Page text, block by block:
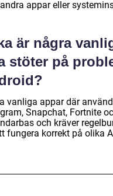
appar eller
är några
stöter på
vanliga appar där
Snapchat, Fortnite
och kräver
fungera korrekt på olika